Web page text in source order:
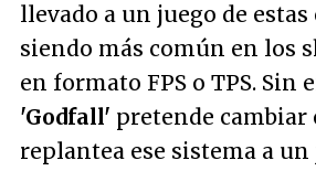
llevado a un juego de
siendo más común en los
en formato FPS o TPS. Sin
'Godfall' pretende cambiar
replantea ese sistema a un